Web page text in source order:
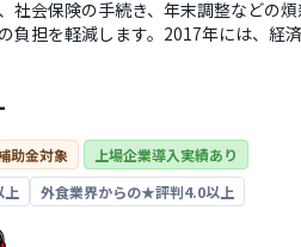
社会保険の手続き、年末調整などの
負担を軽減します。2017年には、経
・福利厚生サービス部門で優秀賞を
助金対象
上場企業導入実績あり
外食業界からの★評判4.0以上